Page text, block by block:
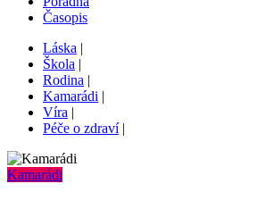
Časopis
Láska |
Škola |
Rodina |
Kamarádi |
Víra |
Péče o zdraví|
Kamarádi